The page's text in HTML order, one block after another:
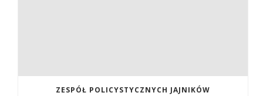
ZESPÓŁ POLICYSTYCZNYCH JAJNIKÓW